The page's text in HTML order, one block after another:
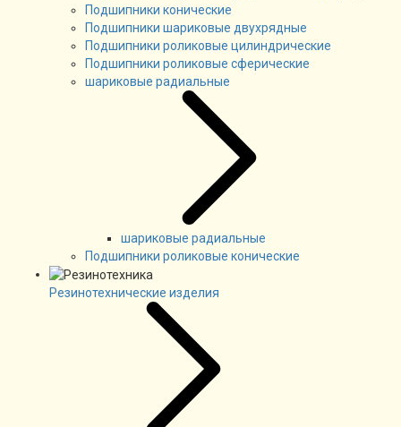
Подшипники конические
Подшипники шариковые двухрядные
Подшипники роликовые цилиндрические
Подшипники роликовые сферические
шариковые радиальные
шариковые радиальные
Подшипники роликовые конические
Резинотехнические изделия